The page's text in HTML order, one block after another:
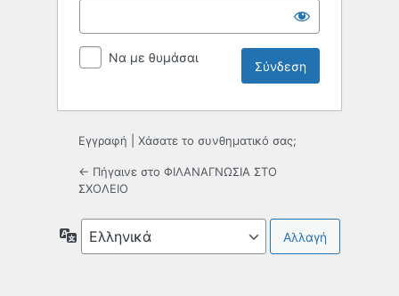
Να με θυμάσαι
Εγγραφή Χάσατε το συνθηματικό σας;
← Πήγαινε στο ΦΙΛΑΝΑΓΝΩΣΙΑ ΣΤΟ
ΣΧΟΛΕΙΟ
Γλώσσα